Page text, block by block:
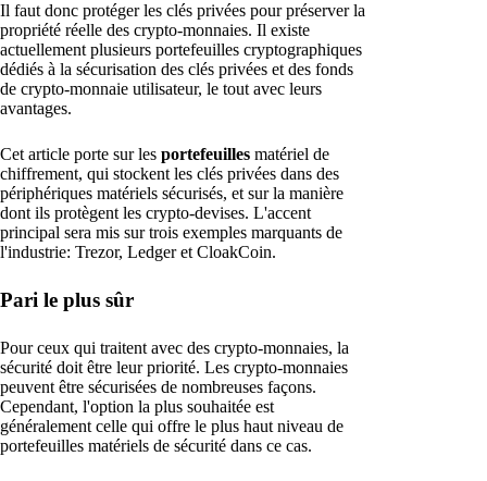
Il faut donc protéger les clés privées pour préserver la
propriété réelle des crypto-monnaies. Il existe
actuellement plusieurs portefeuilles cryptographiques
dédiés à la sécurisation des clés privées et des fonds
de crypto-monnaie utilisateur, le tout avec leurs
avantages.
Cet article porte sur les portefeuilles matériel de
chiffrement, qui stockent les clés privées dans des
périphériques matériels sécurisés, et sur la manière
dont ils protègent les crypto-devises. L'accent
principal sera mis sur trois exemples marquants de
l'industrie: Trezor, Ledger et CloakCoin.
Pari le plus sûr
Pour ceux qui traitent avec des crypto-monnaies, la
sécurité doit être leur priorité. Les crypto-monnaies
peuvent être sécurisées de nombreuses façons.
Cependant, l'option la plus souhaitée est
généralement celle qui offre le plus haut niveau de
portefeuilles matériels de sécurité dans ce cas.